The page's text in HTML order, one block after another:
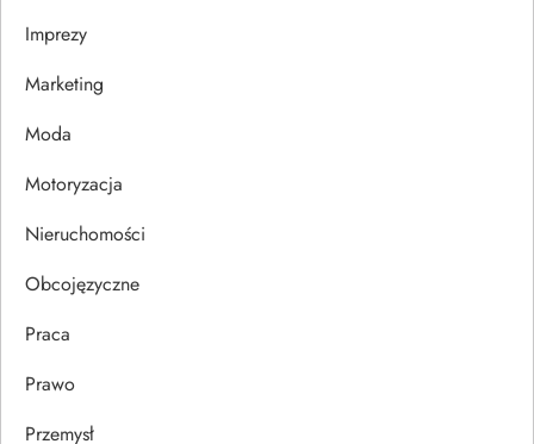
a
w
p
u
Imprezy
Marketing
Moda
Motoryzacja
Nieruchomości
Obcojęzyczne
Praca
Prawo
Przemysł